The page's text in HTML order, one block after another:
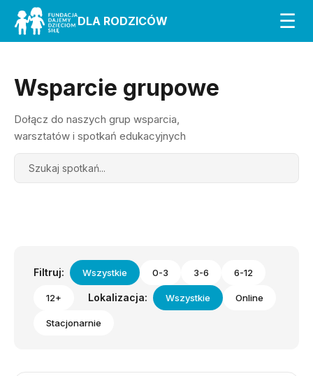
DLA RODZICÓW ☰
Wsparcie grupowe
Dołącz do naszych grup wsparcia,
warsztatów i spotkań edukacyjnych
Search
Filtruj: Wszystkie 0-3 3-6 6-12
12+ Lokalizacja: Wszystkie Online
Stacjonarnie